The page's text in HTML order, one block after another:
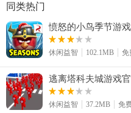
同类热门
愤怒的小鸟季节游
休闲益智 102.1MB 免
逃离塔科夫城游戏
休闲益智 37.2MB 免